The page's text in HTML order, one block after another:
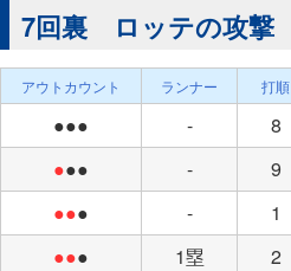
7回裏 ロッテの攻撃
アウトカウント ランナー 打順
●●● - 8
●●● - 9
●●● - 1
●●● 1塁 2